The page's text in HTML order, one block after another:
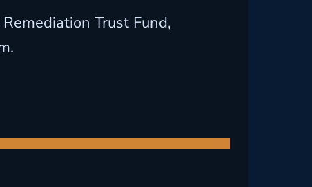
Trust Fund,